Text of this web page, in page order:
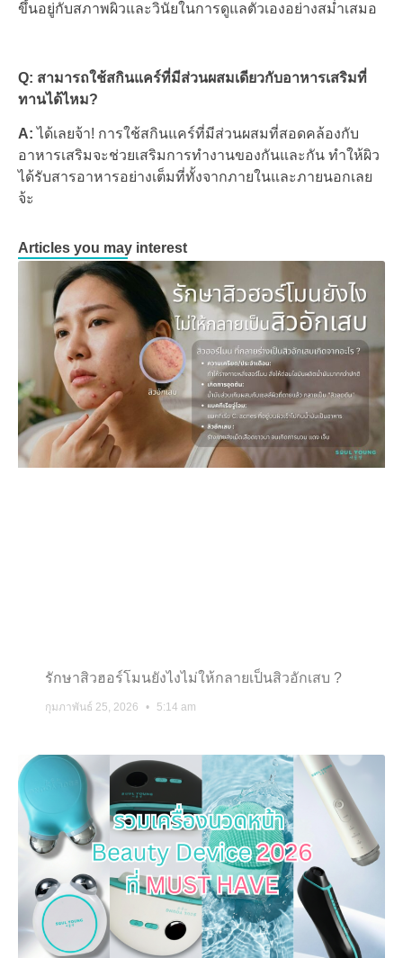
ขึ้นอยู่กับสภาพผิวและวินัยในการดูแลตัวเองอย่างสม่ำเสมอ
Q: สามารถใช้สกินแคร์ที่มีส่วนผสมเดียวกับอาหารเสริมที่
ทานได้ไหม?
A: ได้เลยจ้า! การใช้สกินแคร์ที่มีส่วนผสมที่สอดคล้องกับ
อาหารเสริมจะช่วยเสริมการทำงานของกันและกัน ทำให้ผิว
ได้รับสารอาหารอย่างเต็มที่ทั้งจากภายในและภายนอกเลย
จ้ะ
Articles you may interest
รักษาสิวฮอร์โมนยังไงไม่ให้กลายเป็นสิวอักเสบ ?
กุมภาพันธ์ 25, 2026 5:14 am